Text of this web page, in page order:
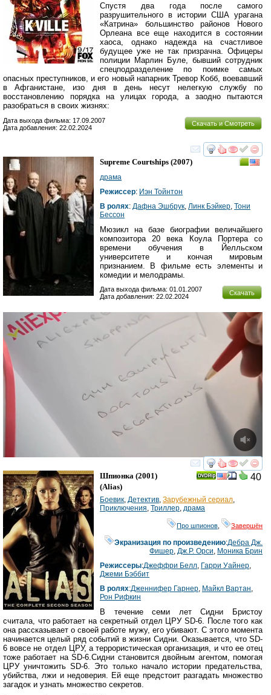
Спустя два года после самого
разрушительного в истории США урагана
«Катрина» большинство районов Нового
Орлеана все еще находится в состоянии
хаоса, однако надежда на счастливое
будущее уже не так призрачна. Офицеры
полиции Марлин Буле, бывший сотрудник
спецподразделение по поимке самых
опасных преступников, и его новый напарник Тревор Кобб, воевавший
в Афганистане, изо дня в день несут нелегкую службу по
восстановлению порядка на улицах города, а заодно пытаются
разобраться в своих жизнях:
Скачать и Смотреть
Дата выхода фильма: 17.09.2007
Дата добавления: 22.02.2024
смотреть
Supreme Courtships (2007)
драма
Режиссер: Иэн Тойнтон
В ролях: Дафна Эшбрук Линк Бэйкер Тони
Бессон
Мюзикл на базе биографии величайшего
композитора 20 века Коула Портера со
времени обучения в Йелльском
университете и кончая мировым
признанием. В фильме есть элементы и
комедии и мелодрамы.
Скачать
Дата выхода фильма: 01.01.2007
Дата добавления: 22.02.2024
смотреть
40
Шпионка (2001)
(Alias)
Боевик, Детектив, Зарубежный сериал,
Приключения, Триллер, драма
Про шпионов Завершён
Экранизация по произведению:Дебра Дж.
Фишер,Дж.Р. Орси, Моника Брин
Режиссеры:Джеффри Белл, Гарри Уайнер,
Джеми Бэббит
В ролях:Дженнифер Гарнер, Майкл Вартан,
Рон Рифкин
В течение семи лет Сидни Бристоу
считала, что работает на секретный отдел ЦРУ SD-6. После того как
она рассказывает о своей работе мужу, его убивают. С этого момента
начинается целый ряд событий в жизни Сидни. Оказывается, что SD-
6 вовсе не отдел ЦРУ, а террористическая организация, и что ее отец
тоже работает на SD-6.Сидни становится двойным агентом, помогая
ЦРУ уничтожить SD-6. Это только начало истории предательства,
убийства, лжи и недоверия. Ей еще предстоит разгадать множество
загадок и узнать множество секретов.